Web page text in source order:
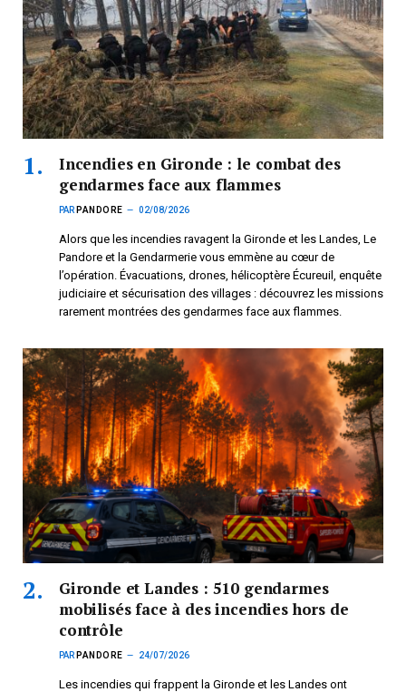
Incendies en Gironde : le combat des
gendarmes face aux flammes
PAR PANDORE 02/08/2026
Alors que les incendies ravagent la Gironde et les Landes, Le
Pandore et la Gendarmerie vous emmène au cœur de
l’opération. Évacuations, drones, hélicoptère Écureuil, enquête
judiciaire et sécurisation des villages : découvrez les missions
rarement montrées des gendarmes face aux flammes.
Gironde et Landes : 510 gendarmes
mobilisés face à des incendies hors de
contrôle
PAR PANDORE 24/07/2026
Les incendies qui frappent la Gironde et les Landes ont